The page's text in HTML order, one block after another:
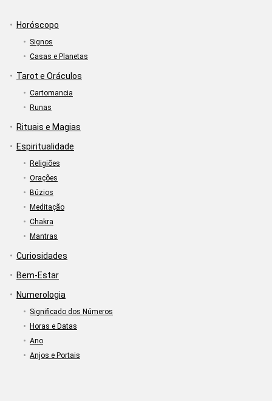
Horóscopo
Signos
Casas e Planetas
Tarot e Oráculos
Cartomancia
Runas
Rituais e Magias
Espiritualidade
Religiões
Orações
Búzios
Meditação
Chakra
Mantras
Curiosidades
Bem-Estar
Numerologia
Significado dos Números
Horas e Datas
Ano
Anjos e Portais